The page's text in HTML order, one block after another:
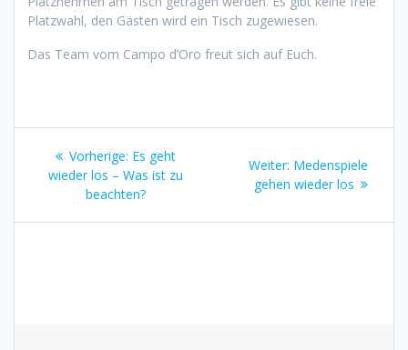
Platzwahl, den Gästen wird ein Tisch zugewiesen.
Das Team vom Campo d’Oro freut sich auf Euch.
Beitragsnavigation
Vorherige: Vorheriger
Beitrag:
Es geht
wieder los – Was ist zu
beachten?
Weiter: Nächster
Beitrag:
Medenspiele
gehen wieder los